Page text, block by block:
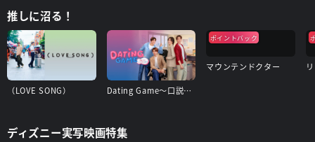
推しに沼る！
（LOVE SONG） Dating Game〜口説いてもいいですか、ボス!?〜
ポイントバック
マウンテンドクター
ディズニー実写映画特集